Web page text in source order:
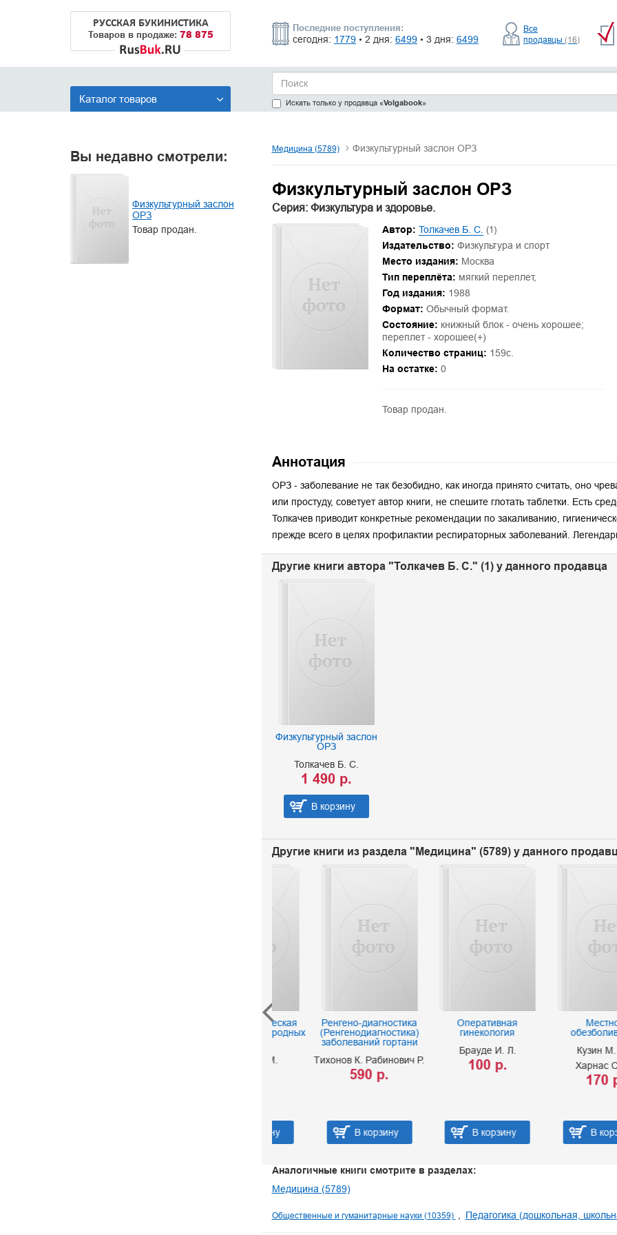
РУССКАЯ БУКИНИСТИКА
Товаров в продаже: 78 875
Последние поступления:
сегодня: 1779 • 2 дня: 6499 • 3 дня: 6499
Все
продавцы (16)
Каталог товаров Искать только у продавца «Volgabook»
Вы недавно смотрели:
Физкультурный заслон
ОРЗ
Товар продан.
Медицина (5789) Физкультурный заслон ОРЗ
Физкультурный заслон ОРЗ
Серия: Физкультура и здоровье.
Автор: Толкачев Б. С. (1)
Издательство: Физкультура и спорт
Место издания: Москва
Тип переплёта: мягкий переплет,
Год издания: 1988
Формат: Обычный формат.
Состояние: книжный блок - очень хорошее;
переплет - хорошее(+)
Количество страниц: 159с.
На остатке: 0
Товар продан.
Аннотация
ОРЗ - заболевание не так безобидно, как иногда принято считать, оно
или простуду, советует автор книги, не спешите глотать таблетки. Есть
Толкачев приводит конкретные рекомендации по закаливанию,
прежде всего в целях профилактии респираторных заболеваний.
Другие книги автора "Толкачев Б. С." (1) у данного продавца
Физкультурный заслон
ОРЗ
Толкачев Б. С.
1 490 р.
В корзину
Другие книги из раздела "Медицина" (5789) у данного
Ренгено-диагностика
(Ренгенодиагностика)
заболеваний гортани
Тихонов К. Рабинович Р.
В корзину
Оперативная
гинекология
Брауде И. Л.
В корзину
обезболивание
Кузин М. И.
Харнас С. Ш.
В корзину
Аналогичные книги смотрите в разделах:
Медицина (5789)
Общественные и гуманитарные науки (10359) Педагогика (дошкольная,